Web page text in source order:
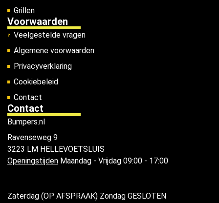
Grillen
Voorwaarden
Veelgestelde vragen
Algemene voorwaarden
Privacyverklaring
Cookiebeleid
Contact
Contact
Bumpers.nl
Ravenseweg 9
3223 LM HELLEVOETSLUIS
Openingstijden Maandag - Vrijdag 09:00 - 17:00
Zaterdag (OP AFSPRAAK) Zondag GESLOTEN